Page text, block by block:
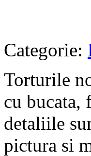
Categorie:
Torturile
cu bucata,
detaliile
pictura si